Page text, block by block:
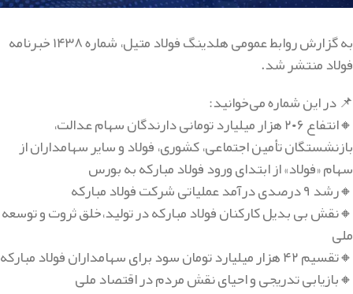
به گزارش روابط عمومی هلدینگ فولاد متیل، شماره ۱۴۳۸ خبرنامه
فولاد منتشر شد.
📌 در این شماره می‌خوانید:
🔸انتفاع ۲۰۶ هزار میلیارد تومانی دارندگان سهام عدالت،
بازنشستگان تأمین اجتماعی، کشوری، فولاد و سایر سهامداران از
سهام «فولاد» از ابتدای ورود فولاد مبارکه به بورس
🔸رشد ۹ درصدی درآمد عملیاتی شرکت فولاد مبارکه
🔸نقش بی بدیل کارکنان فولاد مبارکه در تولید،خلق ثروت و توسعه
ملی
🔸تقسیم ۴۲ هزار میلیارد تومان سود برای سهامداران فولاد مبارکه
🔸بازیابی تدریجی و احیای نقش مردم در اقتصاد ملی